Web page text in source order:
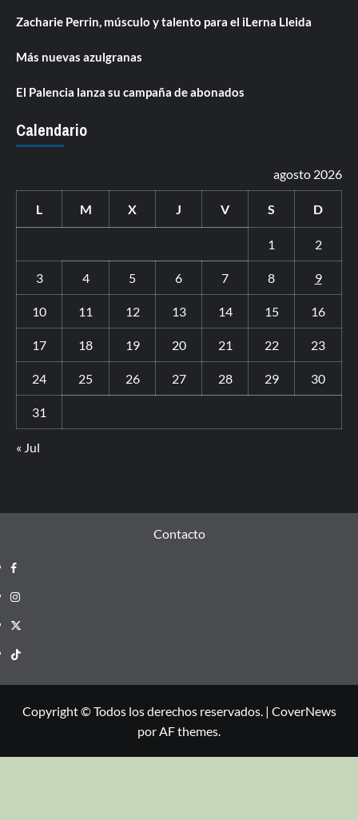
Zacharie Perrin, músculo y talento para el iLerna Lleida
Más nuevas azulgranas
El Palencia lanza su campaña de abonados
Calendario
agosto 2026
L M X J V S D
1 2
3 4 5 6 7 8 9
10 11 12 13 14 15 16
17 18 19 20 21 22 23
24 25 26 27 28 29 30
31
« Jul
Contacto
Copyright © Todos los derechos reservados. | CoverNews
por AF themes.